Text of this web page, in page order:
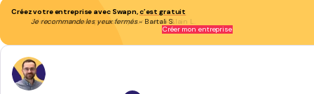
Créez votre entreprise avec Swapn,c’est gratuit
Je recommande les yeux fermés- Bartali S.
Créer mon entreprise